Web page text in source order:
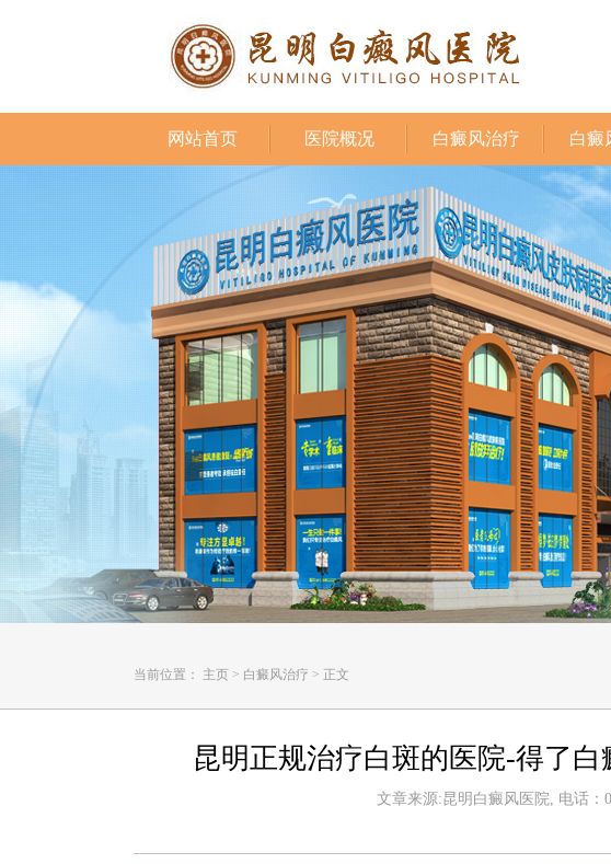
网站首页 医院概况 白癜风治疗 白癜
当前位置： 主页 > 白癜风治疗 > 正文
昆明正规治疗白斑的医院-得了
文章来源:昆明白癜风医院, 电话：